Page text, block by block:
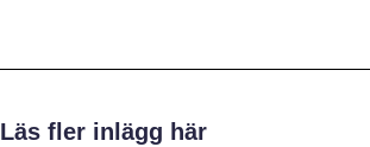
Läs fler inlägg här